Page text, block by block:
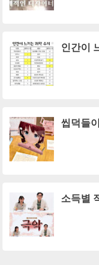
인간이
씹덕들
소득별